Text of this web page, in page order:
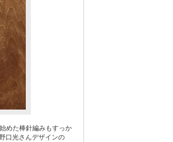
めた棒針編みもすっか
口光さんデザインの